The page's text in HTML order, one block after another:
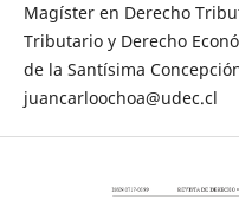
Magíster en Derecho
Tributario y Derecho
de la Santísima
juancarloochoa@udec.cl